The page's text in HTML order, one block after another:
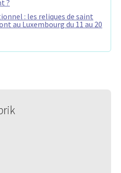
?
: les reliques de saint
au Luxembourg du 11 au 20